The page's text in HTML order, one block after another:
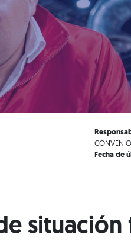
Fecha de
situación